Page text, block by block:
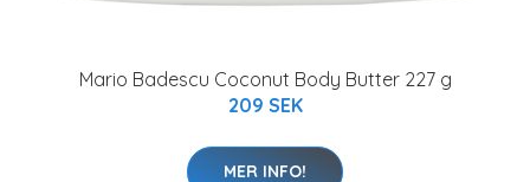
Mario Badescu Coconut Body Butter 227 g
209 SEK
MER INFO!